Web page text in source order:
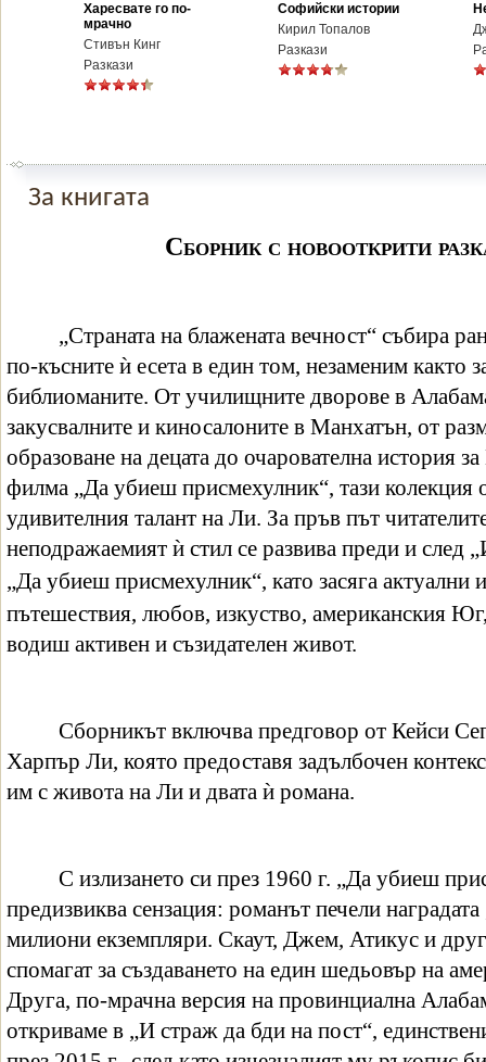
Харесвате го по-
мрачно
Стивън Кинг
Разкази
Софийски истории
Кирил Топалов
Разкази
За книгата
Сборник с новооткрити
„Страната на блажената вечност“ събира
по-късните ѝ есета в един том, незаменим както
библиоманите. От училищните дворове в
закусвалните и киносалоните в Манхатън, от
образоване на децата до очарователна история
филма „Да убиеш присмехулник“, тази колекция
удивителния талант на Ли. За пръв път
неподражаемият ѝ стил се развива преди и след
„Да убиеш присмехулник“, като засяга актуални
пътешествия, любов, изкуство, американския
водиш активен и съзидателен живот.
Сборникът включва предговор от Кейси
Харпър Ли, която предоставя задълбочен
им с живота на Ли и двата ѝ романа.
С излизането си през 1960 г. „Да убиеш
предизвиква сензация: романът печели
милиони екземпляри. Скаут, Джем, Атикус и
спомагат за създаването на един шедьовър на
Друга, по-мрачна версия на провинциална
откриваме в „И страж да бди на пост“,